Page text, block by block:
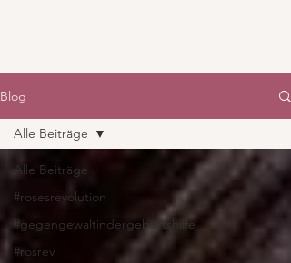
Blog
Alle Beiträge
#rosesrevolution
#gegengewaltindergeburtshilfe
#rosrev
Alle Beiträge